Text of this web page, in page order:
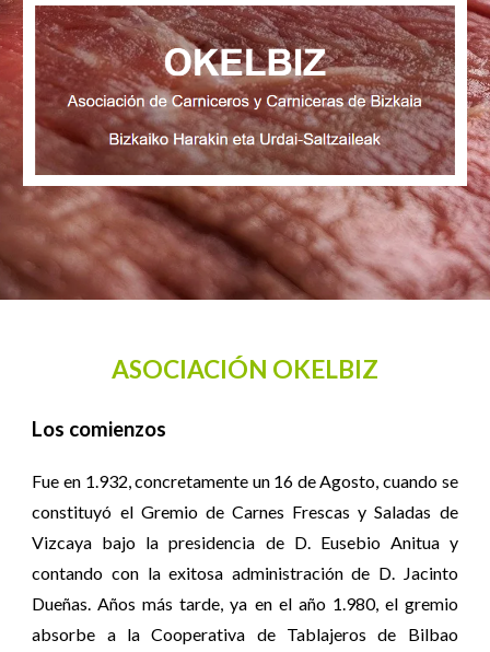
ASOCIACIÓN OKELBIZ
Los comienzos
Fue en 1.932, concretamente un 16 de Agosto, cuando se
constituyó el Gremio de Carnes Frescas y Saladas de
Vizcaya bajo la presidencia de D. Eusebio Anitua y
contando con la exitosa administración de D. Jacinto
Dueñas. Años más tarde, ya en el año 1.980, el gremio
absorbe a la Cooperativa de Tablajeros de Bilbao